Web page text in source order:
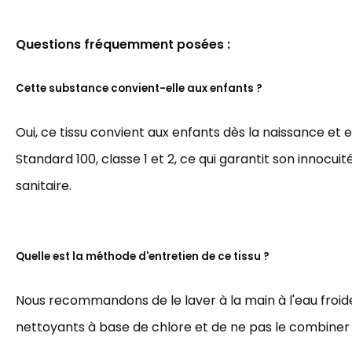
Questions fréquemment posées :
Cette substance convient-elle aux enfants ?
Oui, ce tissu convient aux enfants dès la naissance et
Standard 100, classe 1 et 2, ce qui garantit son
sanitaire.
Quelle est la méthode d'entretien de ce tissu ?
Nous recommandons de le laver à la main à l'eau
nettoyants à base de chlore et de ne pas le